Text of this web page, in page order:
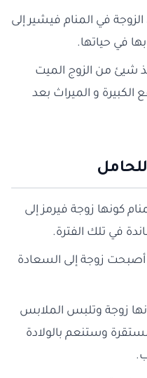
في المنام فيشير إلى
في حياتها.
شيئ من الزوج الميت
الكبيرة و الميراث بعد
كونها زوجة فيرمز إلى
في تلك الفترة.
أصبحت زوجة إلى السعادة
زوجة وتلبس الملابس
وستنعم بالولادة